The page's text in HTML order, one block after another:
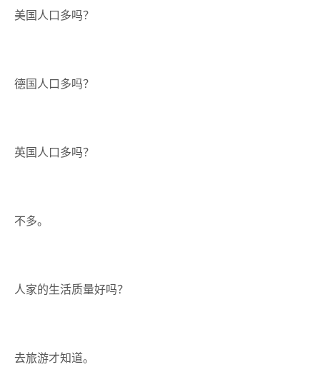
美国人口多吗？
德国人口多吗？
英国人口多吗？
不多。
人家的生活质量好吗？
去旅游才知道。